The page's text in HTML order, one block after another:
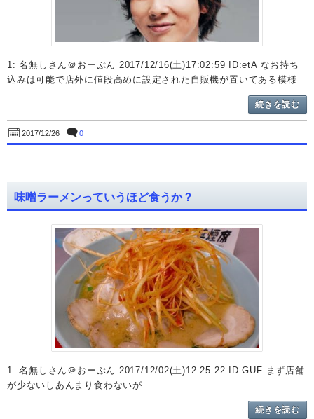
1: 名無しさん＠おーぷん 2017/12/16(土)17:02:59 ID:etA なお持ち
込みは可能で店外に値段高めに設定された自販機が置いてある模様
続きを読む
2017/12/26 0
味噌ラーメンっていうほど食うか？
1: 名無しさん＠おーぷん 2017/12/02(土)12:25:22 ID:GUF まず店舗
が少ないしあんまり食わないが
続きを読む